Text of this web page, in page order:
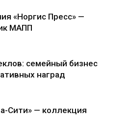
«Норгис Пресс» —
МАПП
семейный бизнес
наград
Сити» — коллекция